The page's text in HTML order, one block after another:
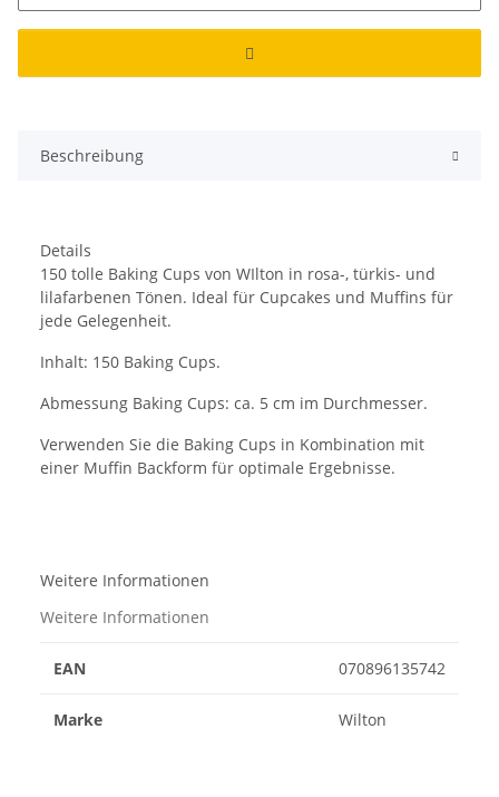
Beschreibung
Details
150 tolle Baking Cups von WIlton in rosa-, türkis- und
lilafarbenen Tönen. Ideal für Cupcakes und Muffins für
jede Gelegenheit.
Inhalt: 150 Baking Cups.
Abmessung Baking Cups: ca. 5 cm im Durchmesser.
Verwenden Sie die Baking Cups in Kombination mit
einer Muffin Backform für optimale Ergebnisse.
Weitere Informationen
Weitere Informationen
EAN 070896135742
Marke Wilton